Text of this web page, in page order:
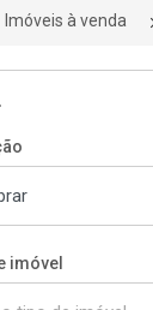
Imóveis à venda
imóvel